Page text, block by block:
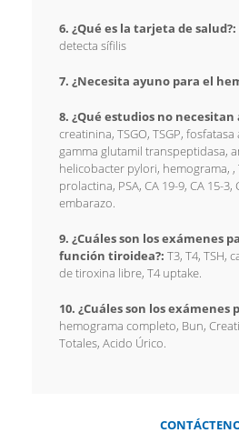
6. ¿Qué es la tarjeta de salud?:
detecta sífilis
7. ¿Necesita ayuno para el
8. ¿Qué estudios no necesitan
creatinina, TSGO, TSGP,
gamma glutamil transpeptidasa,
helicobacter pylori, hemograma, ,
prolactina, PSA, CA 19-9, CA 15-3,
embarazo.
9. ¿Cuáles son los exámenes
función tiroidea?: T3, T4, TSH,
de tiroxina libre, T4 uptake.
10. ¿Cuáles son los exámenes
hemograma completo, Bun,
Totales, Acido Úrico.